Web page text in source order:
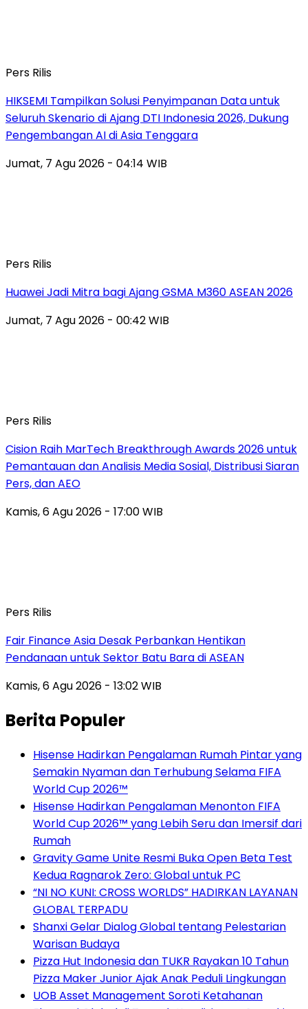
Pers Rilis
HIKSEMI Tampilkan Solusi Penyimpanan Data untuk
Seluruh Skenario di Ajang DTI Indonesia 2026, Dukung
Pengembangan AI di Asia Tenggara
Jumat, 7 Agu 2026 - 04:14 WIB
Pers Rilis
Huawei Jadi Mitra bagi Ajang GSMA M360 ASEAN 2026
Jumat, 7 Agu 2026 - 00:42 WIB
Pers Rilis
Cision Raih MarTech Breakthrough Awards 2026 untuk
Pemantauan dan Analisis Media Sosial, Distribusi Siaran
Pers, dan AEO
Kamis, 6 Agu 2026 - 17:00 WIB
Pers Rilis
Fair Finance Asia Desak Perbankan Hentikan
Pendanaan untuk Sektor Batu Bara di ASEAN
Kamis, 6 Agu 2026 - 13:02 WIB
Berita Populer
Hisense Hadirkan Pengalaman Rumah Pintar yang
Semakin Nyaman dan Terhubung Selama FIFA
World Cup 2026™
Hisense Hadirkan Pengalaman Menonton FIFA
World Cup 2026™ yang Lebih Seru dan Imersif dari
Rumah
Gravity Game Unite Resmi Buka Open Beta Test
Kedua Ragnarok Zero: Global untuk PC
“NI NO KUNI: CROSS WORLDS” HADIRKAN LAYANAN
GLOBAL TERPADU
Shanxi Gelar Dialog Global tentang Pelestarian
Warisan Budaya
Pizza Hut Indonesia dan TUKR Rayakan 10 Tahun
Pizza Maker Junior Ajak Anak Peduli Lingkungan
UOB Asset Management Soroti Ketahanan